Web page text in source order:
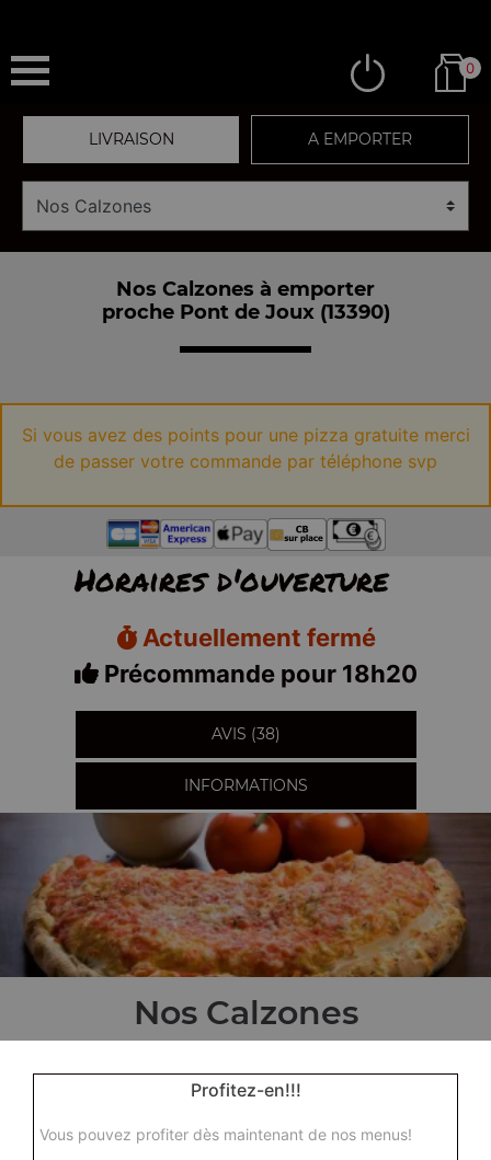
0
LIVRAISON A EMPORTER
Nos Calzones à emporter
proche Pont de Joux (13390)
Si vous avez des points pour une pizza gratuite merci
de passer votre commande par téléphone svp
Horaires d'ouverture
Actuellement fermé
Précommande pour 18h20
AVIS (38)
INFORMATIONS
Nos Calzones
calzone
Base crème, ou base tomate + 6 ingrédients au choix
16.00€
Profitez-en!!!
Vous pouvez profiter dès maintenant de nos menus!